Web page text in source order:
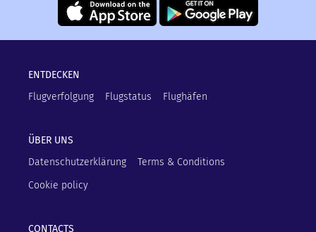
ENTDECKEN
Flugverfolgung
Flugstatus Flughäfen
ÜBER UNS
Datenschutzerklärung
Terms & Conditions
Cookie policy
CONTACTS